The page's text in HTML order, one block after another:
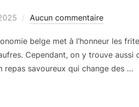
Aucun commentaire
belge met à l’honneur les
Cependant, on y trouve aussi
repas savoureux qui change des …
HISPANIA À BRUXELLES »